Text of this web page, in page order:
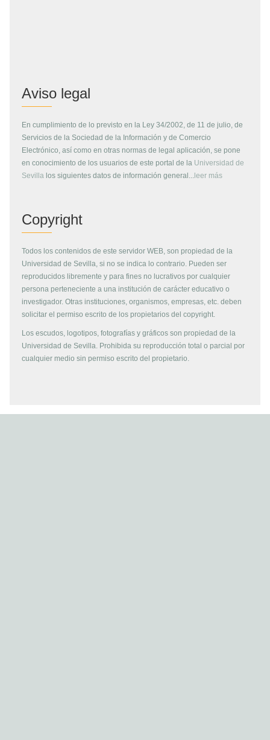
Aviso legal
En cumplimiento de lo previsto en la Ley 34/2002, de 11 de julio, de
Servicios de la Sociedad de la Información y de Comercio
Electrónico, así como en otras normas de legal aplicación, se pone
en conocimiento de los usuarios de este portal de la Universidad de
Sevilla los siguientes datos de información general... leer más
Copyright
Todos los contenidos de este servidor WEB, son propiedad de la
Universidad de Sevilla, si no se indica lo contrario. Pueden ser
reproducidos libremente y para fines no lucrativos por cualquier
persona perteneciente a una institución de carácter educativo o
investigador. Otras instituciones, organismos, empresas, etc. deben
solicitar el permiso escrito de los propietarios del copyright.
Los escudos, logotipos, fotografías y gráficos son propiedad de la
Universidad de Sevilla. Prohibida su reproducción total o parcial por
cualquier medio sin permiso escrito del propietario.